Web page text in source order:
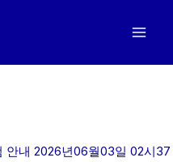
안내 2026년06월03일 02시37